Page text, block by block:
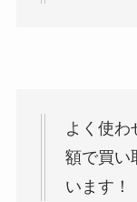
よく使わ
額で買い
います！